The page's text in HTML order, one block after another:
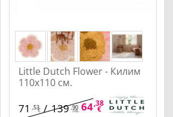
Little Dutch Flower - Килим
110x110 см.
71 ,53€ /139 ,90
лв. 64,38
€ /125 ,91
лв.